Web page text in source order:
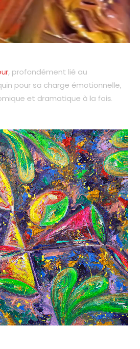
, profondément lié au
pour sa charge émotionnelle,
et dramatique à la fois.